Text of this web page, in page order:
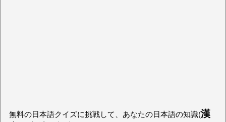
無料の日本語クイズに挑戦して、あなたの日本語の知識(漢